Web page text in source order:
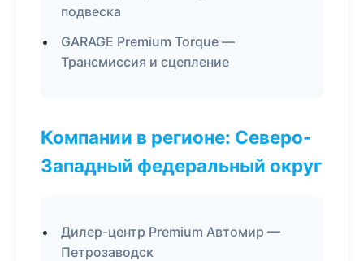
подвеска
GARAGE Premium Torque —
Трансмиссия и сцепление
Компании в регионе: Северо-
Западный федеральный округ
Дилер-центр Premium Автомир —
Петрозаводск